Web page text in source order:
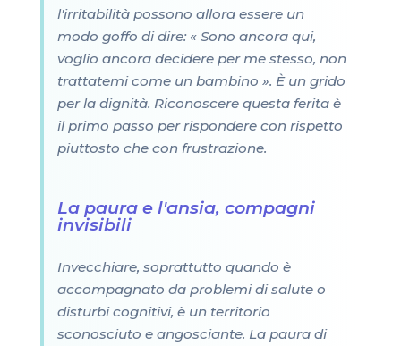
l'irritabilità possono allora essere un
modo goffo di dire: « Sono ancora qui,
voglio ancora decidere per me stesso, non
trattatemi come un bambino ». È un grido
per la dignità. Riconoscere questa ferita è
il primo passo per rispondere con rispetto
piuttosto che con frustrazione.
La paura e l'ansia, compagni
invisibili
Invecchiare, soprattutto quando è
accompagnato da problemi di salute o
disturbi cognitivi, è un territorio
sconosciuto e angosciante. La paura di